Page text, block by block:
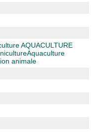
AQUACULTURE
Aquaculture
animale